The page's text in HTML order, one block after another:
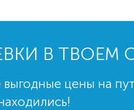
В ТВОЕМ
цены на